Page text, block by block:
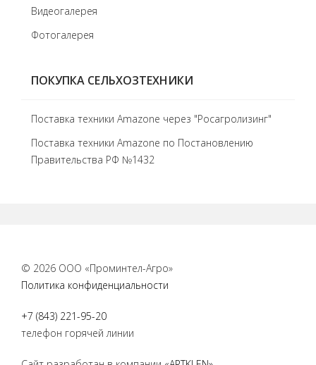
Видеогалерея
Фотогалерея
ПОКУПКА СЕЛЬХОЗТЕХНИКИ
Поставка техники Amazone через "Росагролизинг"
Поставка техники Amazone по Постановлению
Правительства РФ №1432
© 2026 ООО «Проминтел-Агро»
Политика конфиденциальности
+7 (843) 221-95-20
телефон горячей линии